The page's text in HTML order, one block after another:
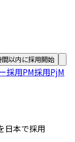
間以内に採用開始
採用PM採用PjM
日本で採用